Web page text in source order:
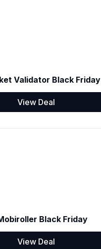
Validator Black Friday
View Deal
Black Friday
View Deal